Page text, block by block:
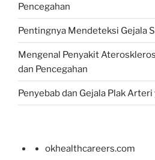
Pencegahan
Pentingnya Mendeteksi Gejala
Mengenal Penyakit
dan Pencegahan
Penyebab dan Gejala Plak
okhealthcareers.com